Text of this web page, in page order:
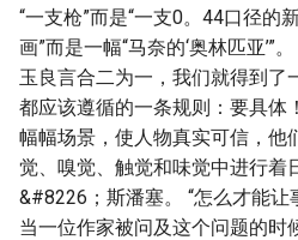
“一支枪”而是“一支0。44口径的
画”而是一幅“马奈的‘奥林匹亚’”
玉良言合二为一，我们就得到了
都应该遵循的一条规则：要具体
幅幅场景，使人物真实可信，他
觉、嗅觉、触觉和味觉中进行
&#8226；斯潘塞。 “怎么才能让
当一位作家被问及这个问题的时